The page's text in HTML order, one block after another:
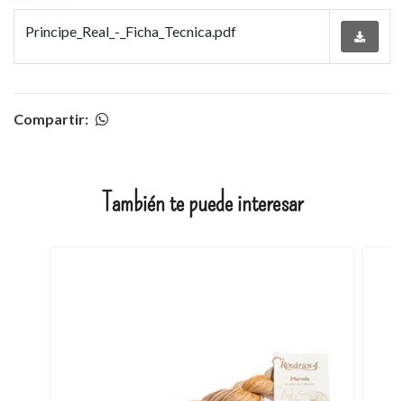
Principe_Real_-_Ficha_Tecnica.pdf
Compartir:
También te puede interesar